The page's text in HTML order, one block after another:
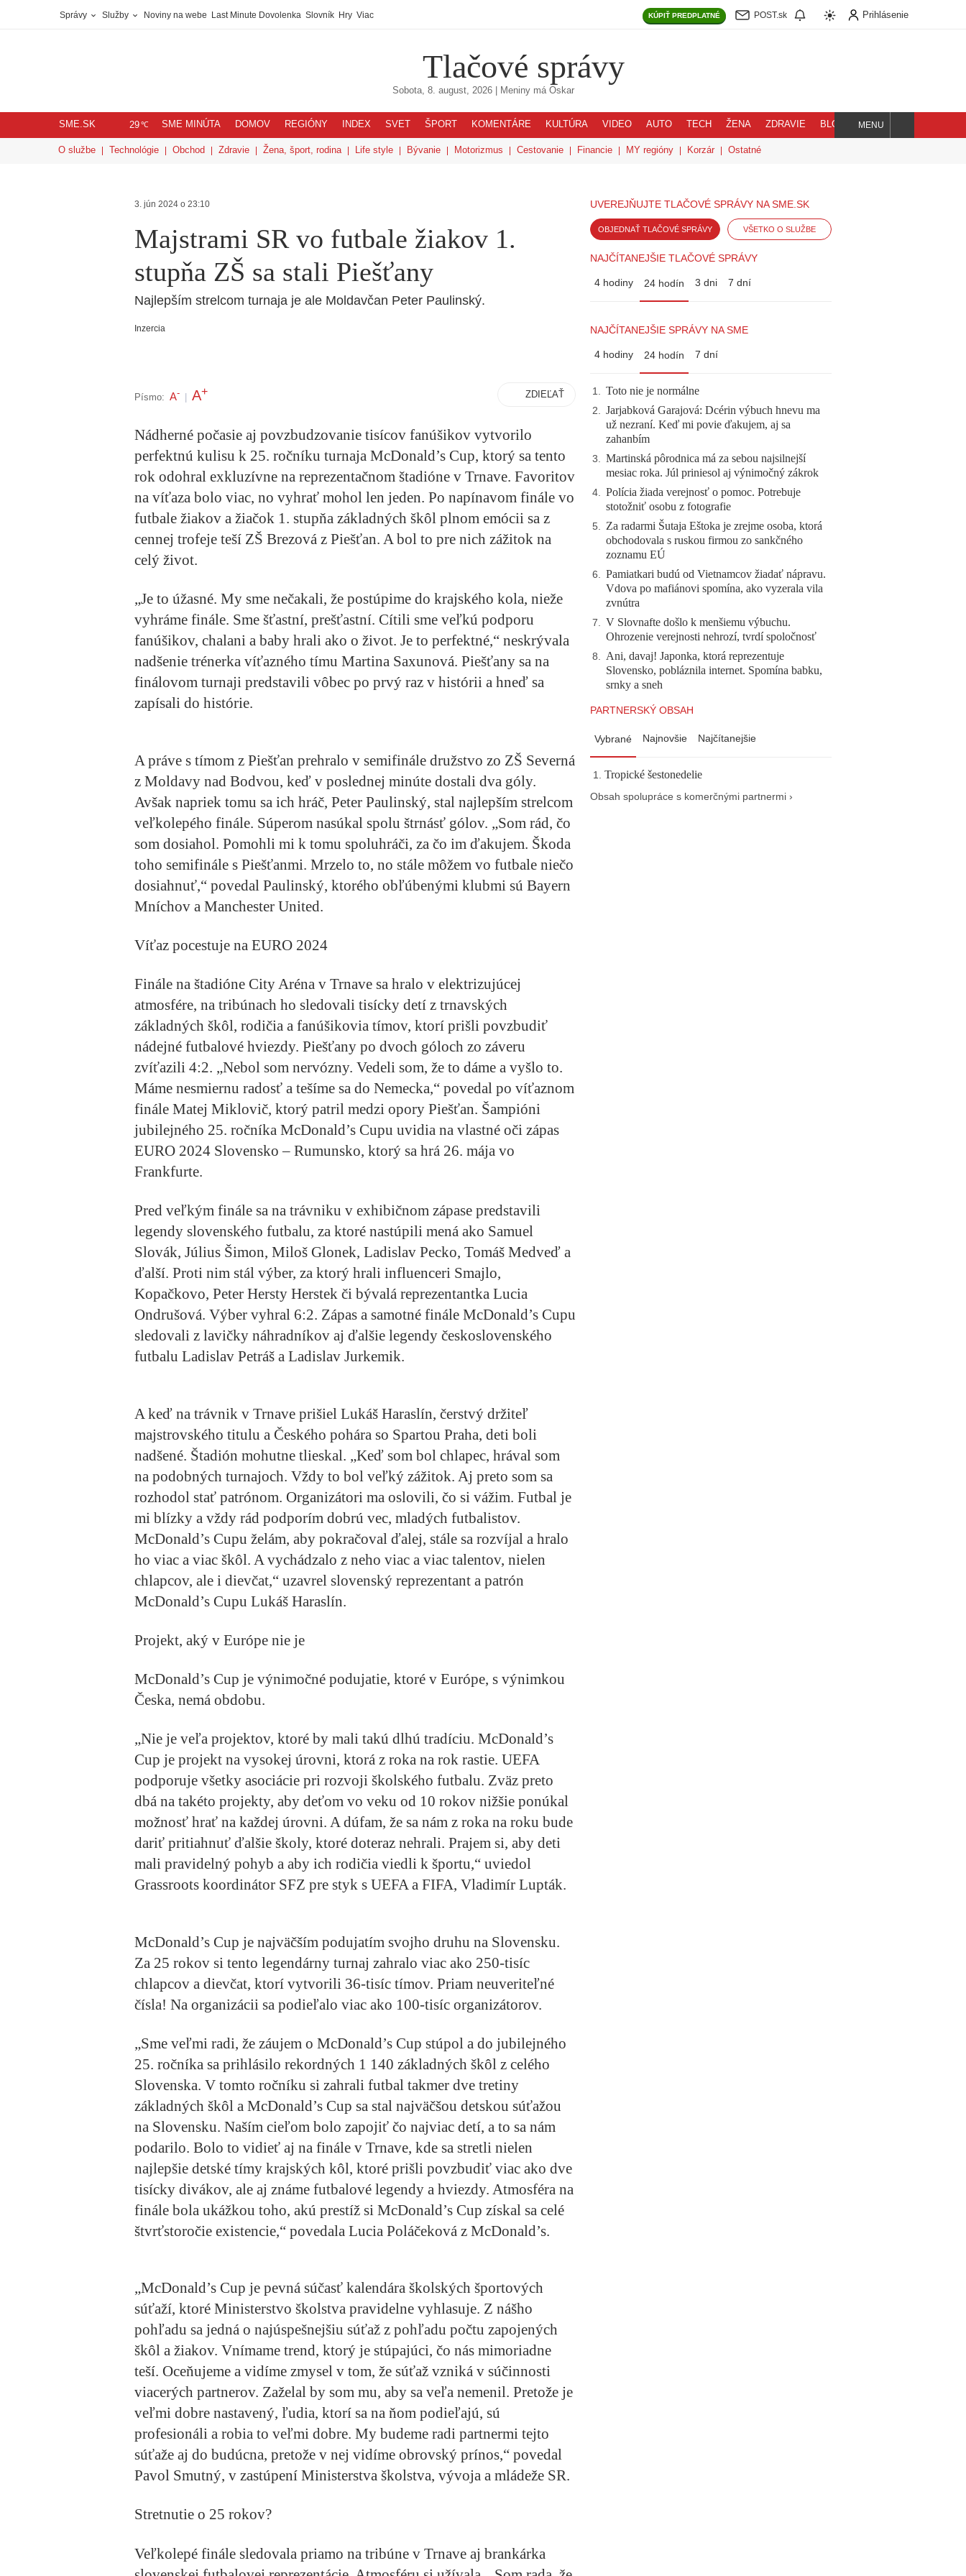
Správy Služby Noviny na webe Last Minute Dovolenka Slovník Hry Viac KÚPIŤ PREDPLATNÉ POST.sk Prihlásenie
Tlačové správy
Sobota, 8. august, 2026| Meniny má Oskar
SME.SK 29℃ SME MINÚTA DOMOV REGIÓNY INDEX SVET ŠPORT KOMENTÁRE KULTÚRA VIDEO AUTO TECH ŽENA ZDRAVIE BLOG
Hľadaj
MENU
O službe Technológie Obchod Zdravie Žena, šport, rodina Life style Bývanie Motorizmus Cestovanie Financie MY regióny Korzár Ostatné
3. jún 2024 o 23:10
Majstrami SR vo futbale žiakov 1.
stupňa ZŠ sa stali Piešťany
Najlepším strelcom turnaja je ale Moldavčan Peter Paulinský.
Inzercia
Písmo: A- A+ ZDIEĽAŤ
Nádherné počasie aj povzbudzovanie tisícov fanúšikov vytvorilo
perfektnú kulisu k 25. ročníku turnaja McDonald’s Cup, ktorý sa tento
rok odohral exkluzívne na reprezentačnom štadióne v Trnave. Favoritov
na víťaza bolo viac, no vyhrať mohol len jeden. Po napínavom finále vo
futbale žiakov a žiačok 1. stupňa základných škôl plnom emócii sa z
cennej trofeje teší ZŠ Brezová z Piešťan. A bol to pre nich zážitok na
celý život.
„Je to úžasné. My sme nečakali, že postúpime do krajského kola, nieže
vyhráme finále. Sme šťastní, prešťastní. Cítili sme veľkú podporu
fanúšikov, chalani a baby hrali ako o život. Je to perfektné,“ neskrývala
nadšenie trénerka víťazného tímu Martina Saxunová. Piešťany sa na
finálovom turnaji predstavili vôbec po prvý raz v histórii a hneď sa
zapísali do histórie.
A práve s tímom z Piešťan prehralo v semifinále družstvo zo ZŠ Severná
z Moldavy nad Bodvou, keď v poslednej minúte dostali dva góly.
Avšak napriek tomu sa ich hráč, Peter Paulinský, stal najlepším strelcom
veľkolepého finále. Súperom nasúkal spolu štrnásť gólov. „Som rád, čo
som dosiahol. Pomohli mi k tomu spoluhráči, za čo im ďakujem. Škoda
toho semifinále s Piešťanmi. Mrzelo to, no stále môžem vo futbale niečo
dosiahnuť,“ povedal Paulinský, ktorého obľúbenými klubmi sú Bayern
Mníchov a Manchester United.
Víťaz pocestuje na EURO 2024
Finále na štadióne City Aréna v Trnave sa hralo v elektrizujúcej
atmosfére, na tribúnach ho sledovali tisícky detí z trnavských
základných škôl, rodičia a fanúšikovia tímov, ktorí prišli povzbudiť
nádejné futbalové hviezdy. Piešťany po dvoch góloch zo záveru
zvíťazili 4:2. „Nebol som nervózny. Vedeli som, že to dáme a vyšlo to.
Máme nesmiernu radosť a tešíme sa do Nemecka,“ povedal po víťaznom
finále Matej Miklovič, ktorý patril medzi opory Piešťan. Šampióni
jubilejného 25. ročníka McDonald’s Cupu uvidia na vlastné oči zápas
EURO 2024 Slovensko – Rumunsko, ktorý sa hrá 26. mája vo
Frankfurte.
Pred veľkým finále sa na trávniku v exhibičnom zápase predstavili
legendy slovenského futbalu, za ktoré nastúpili mená ako Samuel
Slovák, Július Šimon, Miloš Glonek, Ladislav Pecko, Tomáš Medveď a
ďalší. Proti nim stál výber, za ktorý hrali influenceri Smajlo,
Kopačkovo, Peter Hersty Herstek či bývalá reprezentantka Lucia
Ondrušová. Výber vyhral 6:2. Zápas a samotné finále McDonald’s Cupu
sledovali z lavičky náhradníkov aj ďalšie legendy československého
futbalu Ladislav Petráš a Ladislav Jurkemik.
A keď na trávnik v Trnave prišiel Lukáš Haraslín, čerstvý držiteľ
majstrovského titulu a Českého pohára so Spartou Praha, deti boli
nadšené. Štadión mohutne tlieskal. „Keď som bol chlapec, hrával som
na podobných turnajoch. Vždy to bol veľký zážitok. Aj preto som sa
rozhodol stať patrónom. Organizátori ma oslovili, čo si vážim. Futbal je
mi blízky a vždy rád podporím dobrú vec, mladých futbalistov.
McDonald’s Cupu želám, aby pokračoval ďalej, stále sa rozvíjal a hralo
ho viac a viac škôl. A vychádzalo z neho viac a viac talentov, nielen
chlapcov, ale i dievčat,“ uzavrel slovenský reprezentant a patrón
McDonald’s Cupu Lukáš Haraslín.
Projekt, aký v Európe nie je
McDonald’s Cup je výnimočné podujatie, ktoré v Európe, s výnimkou
Česka, nemá obdobu.
„Nie je veľa projektov, ktoré by mali takú dlhú tradíciu. McDonald’s
Cup je projekt na vysokej úrovni, ktorá z roka na rok rastie. UEFA
podporuje všetky asociácie pri rozvoji školského futbalu. Zväz preto
dbá na takéto projekty, aby deťom vo veku od 10 rokov nižšie ponúkal
možnosť hrať na každej úrovni. A dúfam, že sa nám z roka na roku bude
dariť pritiahnuť ďalšie školy, ktoré doteraz nehrali. Prajem si, aby deti
mali pravidelný pohyb a aby ich rodičia viedli k športu,“ uviedol
Grassroots koordinátor SFZ pre styk s UEFA a FIFA, Vladimír Lupták.
McDonald’s Cup je najväčším podujatím svojho druhu na Slovensku.
Za 25 rokov si tento legendárny turnaj zahralo viac ako 250-tisíc
chlapcov a dievčat, ktorí vytvorili 36-tisíc tímov. Priam neuveriteľné
čísla! Na organizácii sa podieľalo viac ako 100-tisíc organizátorov.
„Sme veľmi radi, že záujem o McDonald’s Cup stúpol a do jubilejného
25. ročníka sa prihlásilo rekordných 1 140 základných škôl z celého
Slovenska. V tomto ročníku si zahrali futbal takmer dve tretiny
základných škôl a McDonald’s Cup sa stal najväčšou detskou súťažou
na Slovensku. Naším cieľom bolo zapojiť čo najviac detí, a to sa nám
podarilo. Bolo to vidieť aj na finále v Trnave, kde sa stretli nielen
najlepšie detské tímy krajských kôl, ktoré prišli povzbudiť viac ako dve
tisícky divákov, ale aj známe futbalové legendy a hviezdy. Atmosféra na
finále bola ukážkou toho, akú prestíž si McDonald’s Cup získal sa celé
štvrťstoročie existencie,“ povedala Lucia Poláčeková z McDonald’s.
„McDonald’s Cup je pevná súčasť kalendára školských športových
súťaží, ktoré Ministerstvo školstva pravidelne vyhlasuje. Z nášho
pohľadu sa jedná o najúspešnejšiu súťaž z pohľadu počtu zapojených
škôl a žiakov. Vnímame trend, ktorý je stúpajúci, čo nás mimoriadne
teší. Oceňujeme a vidíme zmysel v tom, že súťaž vzniká v súčinnosti
viacerých partnerov. Zaželal by som mu, aby sa veľa nemenil. Pretože je
veľmi dobre nastavený, ľudia, ktorí sa na ňom podieľajú, sú
profesionáli a robia to veľmi dobre. My budeme radi partnermi tejto
súťaže aj do budúcna, pretože v nej vidíme obrovský prínos,“ povedal
Pavol Smutný, v zastúpení Ministerstva školstva, vývoja a mládeže SR.
Stretnutie o 25 rokov?
Veľkolepé finále sledovala priamo na tribúne v Trnave aj brankárka
UVEREJŇUJTE TLAČOVÉ SPRÁVY NA SME.SK
OBJEDNAŤ TLAČOVÉ SPRÁVY VŠETKO O SLUŽBE
NAJČÍTANEJŠIE TLAČOVÉ SPRÁVY
4 hodiny 24 hodín 3 dni 7 dní
NAJČÍTANEJŠIE SPRÁVY NA SME
4 hodiny 24 hodín 7 dní
1. Toto nie je normálne
2. Jarjabková Garajová: Dcérin výbuch hnevu ma
už nezraní. Keď mi povie ďakujem, aj sa
zahanbím
3. Martinská pôrodnica má za sebou najsilnejší
mesiac roka. Júl priniesol aj výnimočný zákrok
4. Polícia žiada verejnosť o pomoc. Potrebuje
stotožniť osobu z fotografie
5. Za radarmi Šutaja Eštoka je zrejme osoba, ktorá
obchodovala s ruskou firmou zo sankčného
zoznamu EÚ
6. Pamiatkari budú od Vietnamcov žiadať nápravu.
Vdova po mafiánovi spomína, ako vyzerala vila
zvnútra
7. V Slovnafte došlo k menšiemu výbuchu.
Ohrozenie verejnosti nehrozí, tvrdí spoločnosť
8. Ani, davaj! Japonka, ktorá reprezentuje
Slovensko, pobláznila internet. Spomína babku,
srnky a sneh
PARTNERSKÝ OBSAH
Vybrané Najnovšie Najčítanejšie
Tropické šestonedelie
Obsah spolupráce s komerčnými partnermi ›